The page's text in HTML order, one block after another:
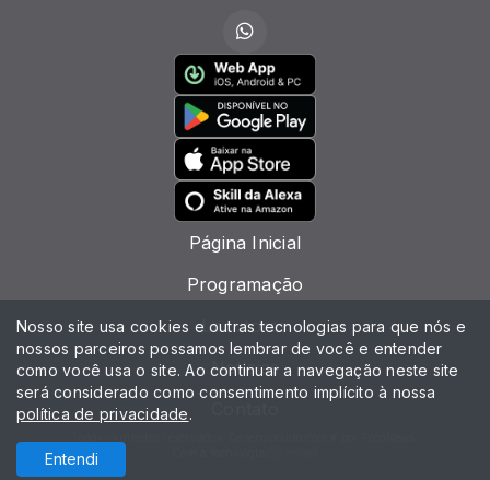
Página Inicial
Programação
Locutores
Notícias
Nosso site usa cookies e outras tecnologias para que nós e
nossos parceiros possamos lembrar de você e entender
como você usa o site. Ao continuar a navegação neste site
será considerado como consentimento implícito à nossa
política de privacidade.
Entendi